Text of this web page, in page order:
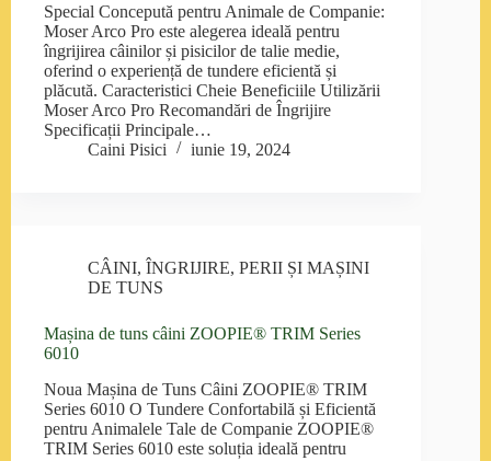
Special Concepută pentru Animale de Companie:
Moser Arco Pro este alegerea ideală pentru
îngrijirea câinilor și pisicilor de talie medie,
oferind o experiență de tundere eficientă și
plăcută. Caracteristici Cheie Beneficiile Utilizării
Moser Arco Pro Recomandări de Îngrijire
Specificații Principale…
Caini Pisici
iunie 19, 2024
CÂINI, ÎNGRIJIRE, PERII ȘI MAȘINI
DE TUNS
Mașina de tuns câini ZOOPIE® TRIM Series
6010
Noua Mașina de Tuns Câini ZOOPIE® TRIM
Series 6010 O Tundere Confortabilă și Eficientă
pentru Animalele Tale de Companie ZOOPIE®
TRIM Series 6010 este soluția ideală pentru